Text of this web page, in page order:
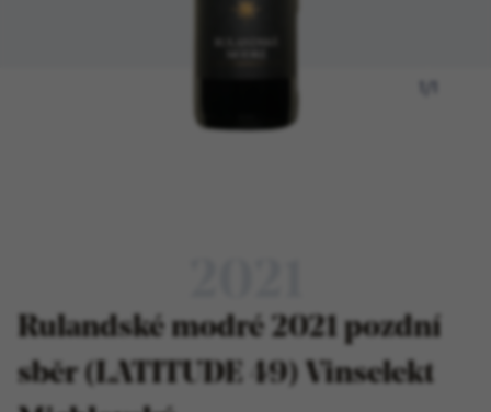
Rulandské modré 2021 pozdní
sběr (LATITUDE 49) Vinselekt